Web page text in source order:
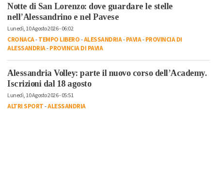
Notte di San Lorenzo: dove guardare le stelle
nell’Alessandrino e nel Pavese
Lunedì, 10 Agosto 2026 - 06:02
CRONACA-TEMPO LIBERO-ALESSANDRIA-PAVIA-PROVINCIA DI
ALESSANDRIA-PROVINCIA DI PAVIA
Alessandria Volley: parte il nuovo corso dell’Academy.
Iscrizioni dal 18 agosto
Lunedì, 10 Agosto 2026 - 05:51
ALTRI SPORT-ALESSANDRIA